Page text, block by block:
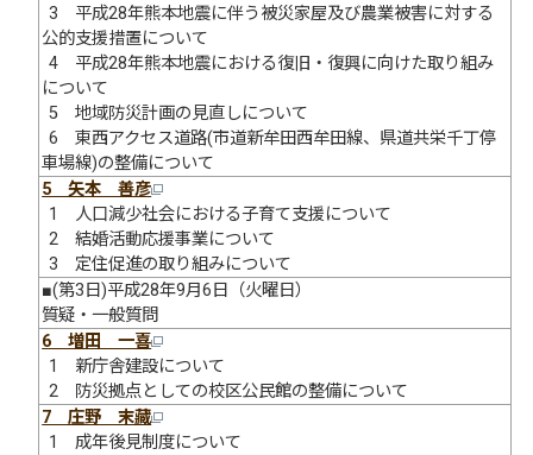
3 平成28年熊本地震に伴う被災家屋及び農業被害に対する
公的支援措置について
4 平成28年熊本地震における復旧・復興に向けた取り組み
について
5 地域防災計画の見直しについて
6 東西アクセス道路(市道新牟田西牟田線、県道共栄千丁停
車場線)の整備について
5 矢本 善彦
1 人口減少社会における子育て支援について
2 結婚活動応援事業について
3 定住促進の取り組みについて
■(第3日)平成28年9月6日（火曜日）
質疑・一般質問
6 増田 一喜
1 新庁舎建設について
2 防災拠点としての校区公民館の整備について
7 庄野 末藏
1 成年後見制度について